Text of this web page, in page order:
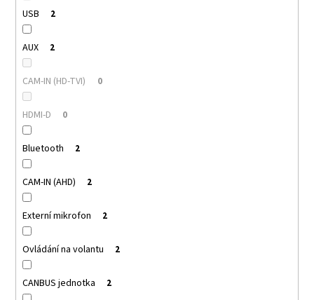
USB 2
AUX 2
CAM-IN (HD-TVI) 0
HDMI-D 0
Bluetooth 2
CAM-IN (AHD) 2
Externí mikrofon 2
Ovládání na volantu 2
CANBUS jednotka 2